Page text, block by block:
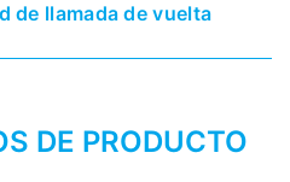
de llamada de vuelta
DE PRODUCTO